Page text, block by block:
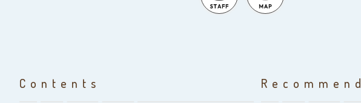
Contents Recommend